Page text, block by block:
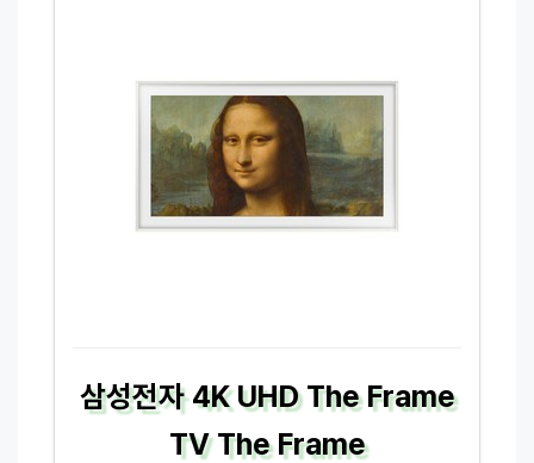
삼성전자 4K UHD The Frame
TV The Frame